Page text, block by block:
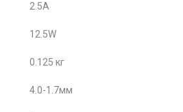
2.5A
12.5W
0.125 кг
4.0-1.7мм